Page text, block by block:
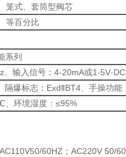
笼式、套筒型阀芯
等百分比
系列
、输入信号：4-20mA或1-
隔爆标志：ExdⅡBT4、手操功能
、环境湿度：≤95%
60HZ；AC220V 50/